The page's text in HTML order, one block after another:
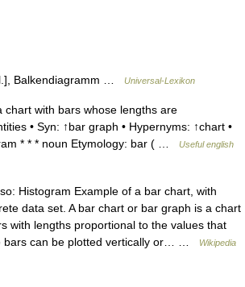
Balkendiagramm … Universal-Lexikon
with bars whose lengths are
• Syn: ↑bar graph • Hypernyms: ↑chart •
* * * noun Etymology: bar ( …
Useful english
Histogram Example of a bar chart, with
data set. A bar chart or bar graph is a chart
with lengths proportional to the values that
bars can be plotted vertically or… …
Wikipedia